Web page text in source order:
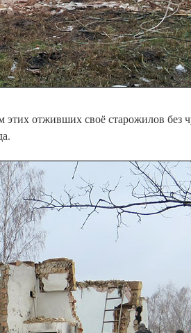
отживших своё старожилов без